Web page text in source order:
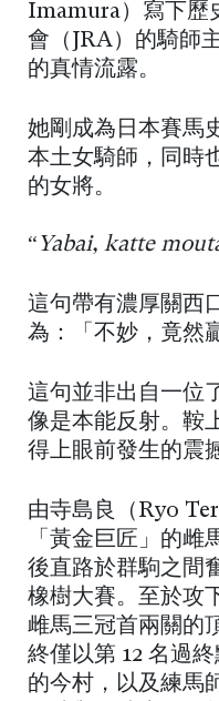
Imamura）寫下歷
會（JRA）的騎師
的真情流露。
她剛成為日本賽馬
本土女騎師，同時
的女將。
“ Yabai, katte
這句帶有濃厚關西
為：「不妙，竟然
這句並非出自一位
像是本能反射。鞍
得上眼前發生的震
由寺島良（Ryo
「黃金巨匠」的
後直路於群駒之間
橡樹大賽。至於攻
雌馬三冠首兩關的
終僅以第 12 名過
的今村，以及練馬